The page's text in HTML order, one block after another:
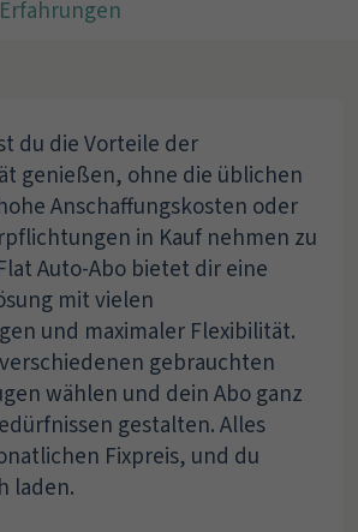
Erfahrungen
du die Vorteile der
genießen, ohne die üblichen
Anschaffungskosten oder
in Kauf nehmen zu
Auto-Abo bietet dir eine
mit vielen
und maximaler Flexibilität.
gebrauchten
wählen und dein Abo ganz
gestalten. Alles
Fixpreis, und du
laden.